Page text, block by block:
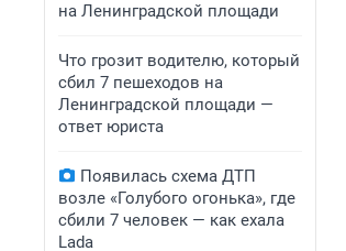
на Ленинградской площади
Что грозит водителю, который
сбил 7 пешеходов на
Ленинградской площади —
ответ юриста
Появилась схема ДТП
возле «Голубого огонька», где
сбили 7 человек — как ехала
Lada